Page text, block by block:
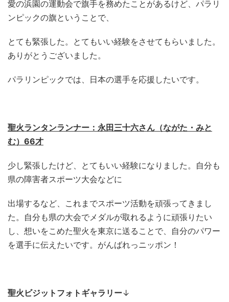
愛の浜園の運動会で旗手を務めたことがあるけど、パラリ
ンピックの旗ということで、
とても緊張した。とてもいい経験をさせてもらいました。
ありがとうございました。
パラリンピックでは、日本の選手を応援したいです。
聖火ランタンランナー：永田三十六さん（ながた・みと
む）66才
少し緊張したけど、とてもいい経験になりました。自分も
県の障害者スポーツ大会などに
出場するなど、これまでスポーツ活動を頑張ってきまし
た。自分も県の大会でメダルが取れるように頑張りたい
し、想いをこめた聖火を東京に送ることで、自分のパワー
を選手に伝えたいです。がんばれっニッポン！
聖火ビジットフォトギャラリー↓